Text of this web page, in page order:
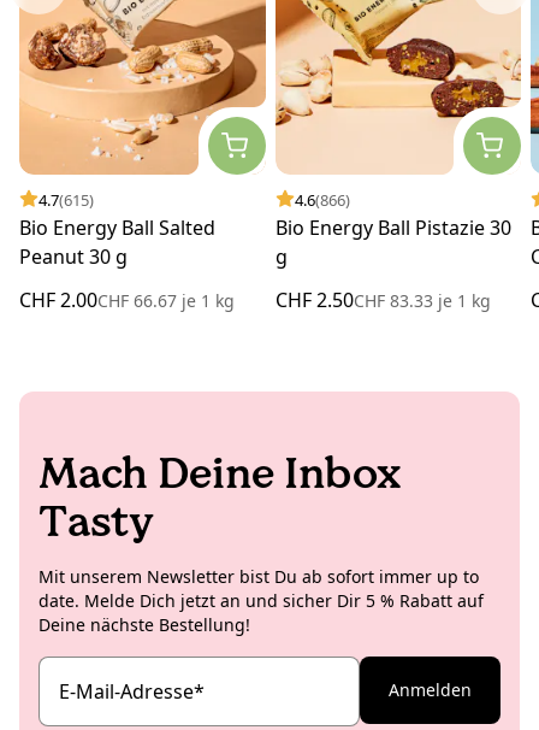
4.7(615)
Bio Energy Ball Salted
Peanut 30 g
CHF 2.00CHF 66.67 je 1 kg
4.6(866)
Bio Energy Ball Pistazie 30
g
CHF 2.50CHF 83.33 je1 kg
Mach Deine Inbox
Tasty
Mit unserem Newsletter bist Du ab sofort immer up to
date. Melde Dich jetzt an und sicher Dir 5 % Rabatt auf
Deine nächste Bestellung!
E-Mail-Adresse* Anmelden